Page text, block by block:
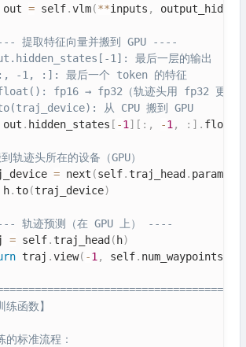
out
= self.vlm(**inputs ,
提取特征向量并搬到 GPU ----
1]: 最后一层的输出
-1, :]: 最后一个 token 的特征
fp16 → fp32（轨迹头用 fp32 更稳
从 CPU 搬到 GPU
out . hidden_states [ -1 ] [ : , -1 , : ] . float
轨迹头所在的设备（GPU）
= next (self. traj_head .
h. to(traj_device)
轨迹预测（在 GPU 上） ----
= self. traj_head ( h)
traj .view( -1 , self. num_waypoints
函数】
标准流程：